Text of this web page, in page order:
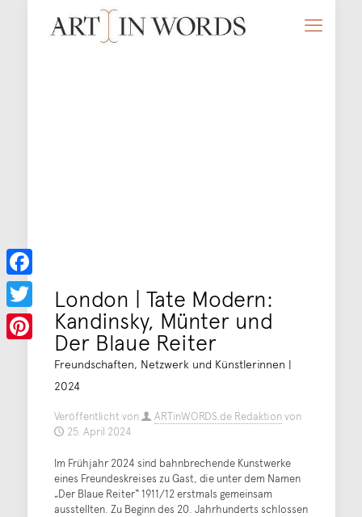
London | Tate Modern:
Kandinsky, Münter und
Der Blaue Reiter
Freundschaften, Netzwerk und Künstlerinnen |
2024
Veröffentlicht von ARTinWORDS.de Redaktionvon
25. April 2024
Im Frühjahr 2024 sind bahnbrechende Kunstwerke
eines Freundeskreises zu Gast, die unter dem Namen
„Der Blaue Reiter“ 1911/12 erstmals gemeinsam
ausstellten. Zu Beginn des 20. Jahrhunderts schlossen
Facebook
Twitter